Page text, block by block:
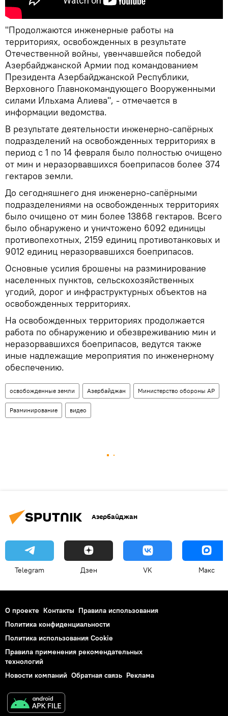
"Продолжаются инженерные работы на
территориях, освобожденных в результате
Отечественной войны, увенчавшейся победой
Азербайджанской Армии под командованием
Президента Азербайджанской Республики,
Верховного Главнокомандующего Вооруженными
силами Ильхама Алиева", - отмечается в
информации ведомства.
В результате деятельности инженерно-сапёрных
подразделений на освобожденных территориях в
период с 1 по 14 февраля было полностью очищено
от мин и неразорвавшихся боеприпасов более 374
гектаров земли.
До сегодняшнего дня инженерно-сапёрными
подразделениями на освобожденных территориях
было очищено от мин более 13868 гектаров. Всего
было обнаружено и уничтожено 6092 единицы
противопехотных, 2159 единиц противотанковых и
9012 единиц неразорвавшихся боеприпасов.
Основные усилия брошены на разминирование
населенных пунктов, сельскохозяйственных
угодий, дорог и инфраструктурных объектов на
освобожденных территориях.
На освобожденных территориях продолжается
работа по обнаружению и обезвреживанию мин и
неразорвавшихся боеприпасов, ведутся также
иные надлежащие мероприятия по инженерному
обеспечению.
освобожденные земли Азербайджан Министерство обороны АР
Разминирование видео
Азербайджан
Telegram Дзен VK Макс
О проекте Контакты Правила использования
Политика конфиденциальности
Политика использования Cookie
Правила применения рекомендательных
технологий
Новости компаний Обратная связь Реклама